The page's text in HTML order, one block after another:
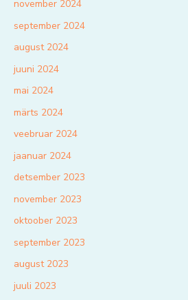
november 2024
september 2024
august 2024
juuni 2024
mai 2024
märts 2024
veebruar 2024
jaanuar 2024
detsember 2023
november 2023
oktoober 2023
september 2023
august 2023
juuli 2023